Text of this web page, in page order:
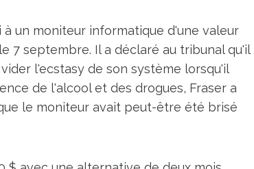
un moniteur informatique d'une valeur
7 septembre. Il a déclaré au tribunal qu'il
l'ecstasy de son système lorsqu'il
de l'alcool et des drogues, Fraser a
le moniteur avait peut-être été brisé